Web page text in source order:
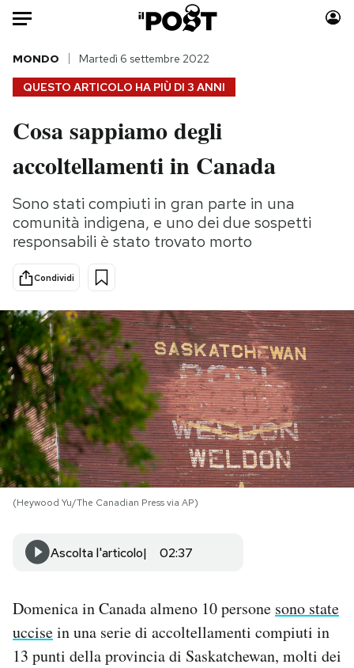
Auto
HOME
Italia
Politica
Tecnologia
Internet
Scienza
Cultura
Economia
Sport
Moda
Consumismi
Storie/Idee
Ok Boomer!
Media
Mondiali calcio 2026
PODCAST
NEWSLETTER
I MIEI PREFERITI
SHOP
QUESTO ARTICOLO HA PIÙ DI 3 ANNI
MONDO Martedì 6 settembre 2022
Cosa sappiamo degli
accoltellamenti in Canada
Sono stati compiuti in gran parte in una
comunità indigena, e uno dei due sospetti
responsabili è stato trovato morto
Condividi
(Heywood Yu/The Canadian Press via AP)
Ascolta l'articolo 02:37
Domenica in Canada almeno 10 persone sono state
uccisein una serie di accoltellamenti compiuti in
13 punti della provincia di Saskatchewan, molti dei